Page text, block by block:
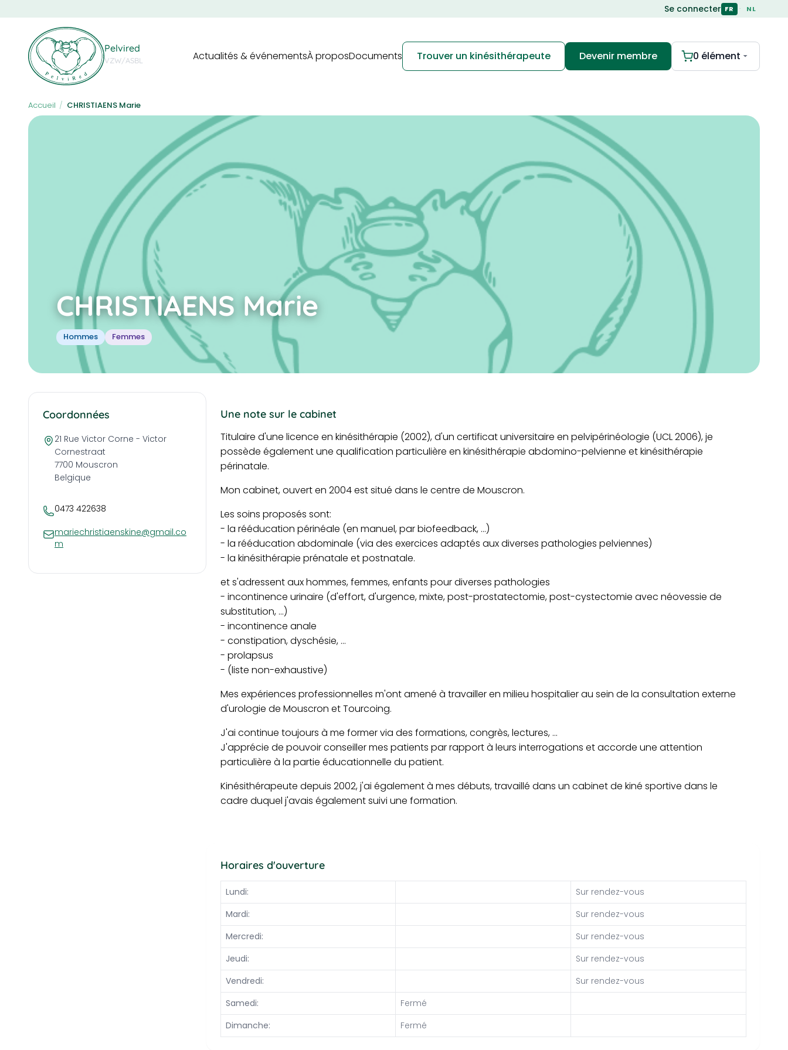
to
content
Se connecter FR · NL
Pelvired
VZW/ASBL
Navigation
principale
Actualités & événementsÀ proposDocuments Trouver un kinésithérapeute Devenir membre 0 élément
Accueil / CHRISTIAENS Marie
CHRISTIAENS Marie
Hommes Femmes
Coordonnées
21 Rue Victor Corne - Victor
Cornestraat
7700 Mouscron
Belgique
0473 422638
mariechristiaenskine@gmail.co
m
Une note sur le cabinet
Titulaire d'une licence en kinésithérapie (2002), d'un certificat universitaire en pelvipérinéologie (UCL 2006), je
possède également une qualification particulière en kinésithérapie abdomino-pelvienne et kinésithérapie
périnatale.
Mon cabinet, ouvert en 2004 est situé dans le centre de Mouscron.
Les soins proposés sont:
- la rééducation périnéale (en manuel, par biofeedback, ...)
- la rééducation abdominale (via des exercices adaptés aux diverses pathologies pelviennes)
- la kinésithérapie prénatale et postnatale.
et s'adressent aux hommes, femmes, enfants pour diverses pathologies
- incontinence urinaire (d'effort, d'urgence, mixte, post-prostatectomie, post-cystectomie avec néovessie de
substitution, ...)
- incontinence anale
- constipation, dyschésie, ...
- prolapsus
- (liste non-exhaustive)
Mes expériences professionnelles m'ont amené à travailler en milieu hospitalier au sein de la consultation externe
d'urologie de Mouscron et Tourcoing.
J'ai continue toujours à me former via des formations, congrès, lectures, ...
J'apprécie de pouvoir conseiller mes patients par rapport à leurs interrogations et accorde une attention
particulière à la partie éducationnelle du patient.
Kinésithérapeute depuis 2002, j'ai également à mes débuts, travaillé dans un cabinet de kiné sportive dans le
cadre duquel j'avais également suivi une formation.
Horaires d'ouverture
Jour
Plage horaire
Commentaire
Lundi:
Sur rendez-vous
Mardi:
Sur rendez-vous
Mercredi:
Sur rendez-vous
Jeudi:
Sur rendez-vous
Vendredi:
Sur rendez-vous
Samedi:
Fermé
Dimanche:
Fermé